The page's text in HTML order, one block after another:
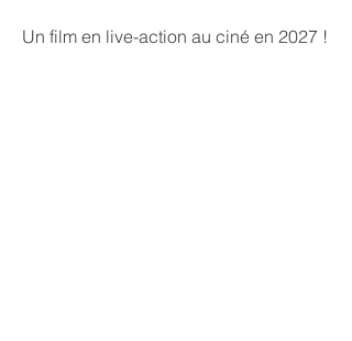
Un film en live-action au ciné en 2027 !